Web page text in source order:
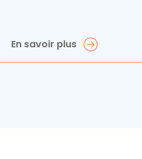
En savoir plus